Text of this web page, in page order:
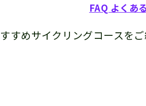
FAQ よくあ
すめサイクリングコースを